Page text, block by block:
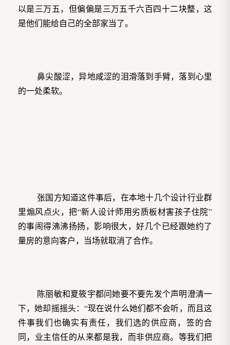
以是三万五，但偏偏是三万五千六百四十二块整，这
是他们能给自己的全部家当了。
鼻尖酸涩，异地咸涩的泪滑落到手臂，落到心里
的一处柔软。
张国方知道这件事后，在本地十几个设计行业群
里煽风点火，把“新人设计师用劣质板材害孩子住院”
的事闹得沸沸扬扬，影响很大，好几个已经跟她约了
量房的意向客户，当场就取消了合作。
陈丽敏和夏筱宇都问她要不要先发个声明澄清一
下，她却摇摇头：“现在说什么她们都不会听，而且这
件事我们也确实有责任，我们选的供应商，签的合
同，业主信任的从来都是我，而非供应商。等我们把